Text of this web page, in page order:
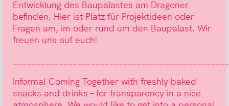
Entwicklung des Baupalastes am Dragoner
befinden. Hier ist Platz für Projektideen oder
Fragen am, im oder rund um den Baupalast. Wir
freuen uns auf euch!
Informal Coming Together with freshly baked
snacks and drinks – for transparency in a nice